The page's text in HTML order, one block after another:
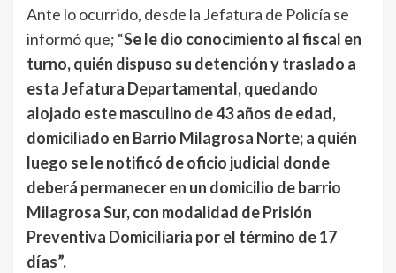
Ante lo ocurrido, desde la Jefatura de Policía se
informó que; “Se le dio conocimiento al fiscal en
turno, quién dispuso su detención y traslado a
esta Jefatura Departamental, quedando
alojado este masculino de 43 años de edad,
domiciliado en Barrio Milagrosa Norte; a quién
luego se le notificó de oficio judicial donde
deberá permanecer en un domicilio de barrio
Milagrosa Sur, con modalidad de Prisión
Preventiva Domiciliaria por el término de 17
días”.